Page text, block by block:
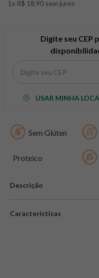
1x R$ 18,90 sem juros
Digite seu CEP
USAR MINHA
Sem Glúten
Proteico
Descrição
Características
8º maca peruana
creatina mundo verde